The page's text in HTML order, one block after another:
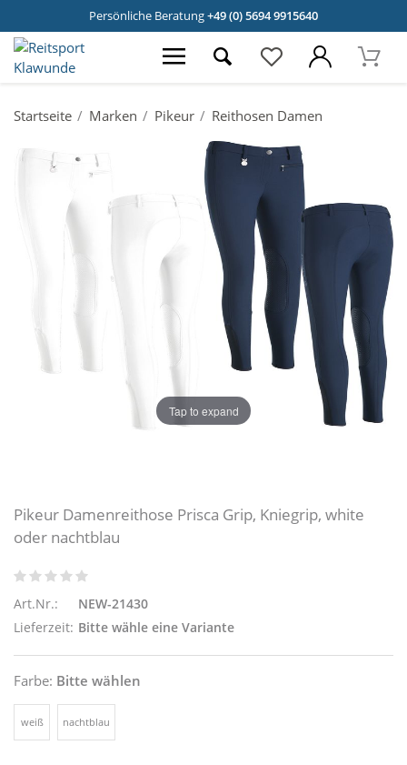
Persönliche Beratung+49 (0) 5694 9915640
Startseite Marken Pikeur Reithosen Damen
Tap to expand
Pikeur Damenreithose Prisca Grip, Kniegrip, white
oder nachtblau
Art.Nr.:
NEW-21430
Lieferzeit: Bitte wähle eine Variante
Farbe: Bitte wählen
weiß nachtblau